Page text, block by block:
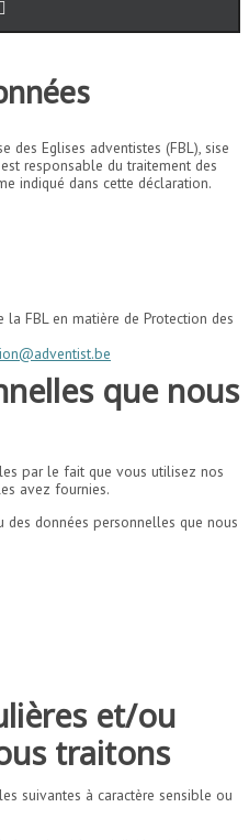
Eglises adventistes (FBL), sise
responsable du traitement des
indiqué dans cette déclaration.
FBL en matière de Protection des
que nous
par le fait que vous utilisez nos
avez fournies.
des données personnelles que nous
et/ou
traitons
suivantes à caractère sensible ou